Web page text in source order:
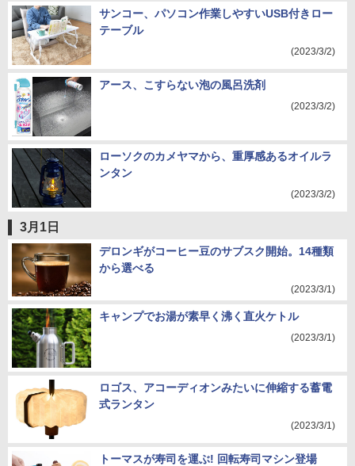
サンコー、パソコン作業しやすいUSB付きロー
テーブル
(2023/3/2)
アース、こすらない泡の風呂洗剤
(2023/3/2)
ローソクのカメヤマから、重厚感あるオイルラ
ンタン
(2023/3/2)
3月1日
デロンギがコーヒー豆のサブスク開始。14種類
から選べる
(2023/3/1)
キャンプでお湯が素早く沸く直火ケトル
(2023/3/1)
ロゴス、アコーディオンみたいに伸縮する蓄電
式ランタン
(2023/3/1)
トーマスが寿司を運ぶ! 回転寿司マシン登場